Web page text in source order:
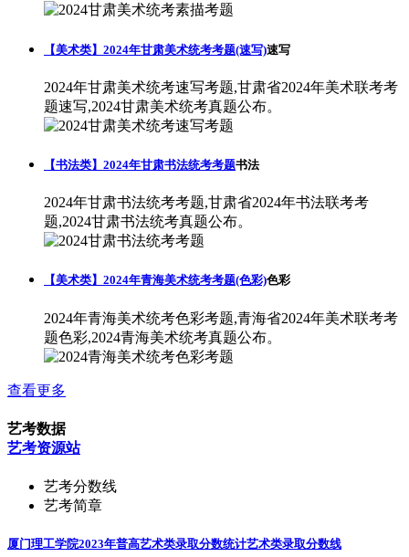
【美术类】2024年甘肃美术统考考题(速写)速写
2024年甘肃美术统考速写考题,甘肃省2024年美术联考考
题速写,2024甘肃美术统考真题公布。
【书法类】2024年甘肃书法统考考题书法
2024年甘肃书法统考考题,甘肃省2024年书法联考考
题,2024甘肃书法统考真题公布。
【美术类】2024年青海美术统考考题(色彩)色彩
2024年青海美术统考色彩考题,青海省2024年美术联考考
题色彩,2024青海美术统考真题公布。
查看更多
艺考数据
艺考资源站
艺考分数线
艺考简章
厦门理工学院2023年普高艺术类录取分数统计艺术类录取分数线